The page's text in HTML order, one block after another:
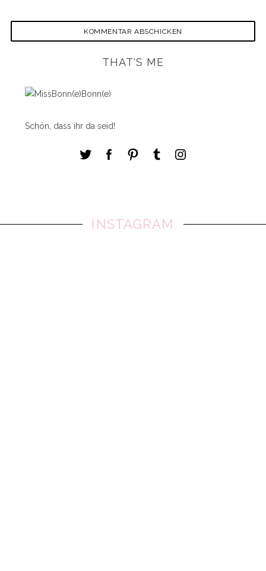
THAT'S ME
Schön, dass ihr da seid!
INSTAGRAM